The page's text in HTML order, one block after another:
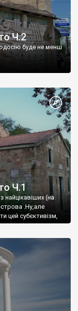
Ч.2
буде не менш
Ч.1
найцікавіших (на
.Ну,але
цей субєктивізм,